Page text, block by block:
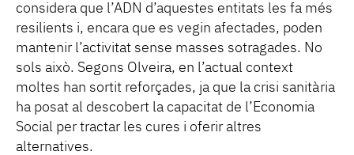
considera que l’ADN d’aquestes entitats les fa més
resilients i, encara que es vegin afectades, poden
mantenir l’activitat sense masses sotragades. No
sols això. Segons Olveira, en l’actual context
moltes han sortit reforçades, ja que la crisi sanitària
ha posat al descobert la capacitat de l’Economia
Social per tractar les cures i oferir altres
alternatives.